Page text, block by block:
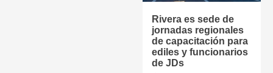
Rivera es sede de
jornadas regionales
de capacitación para
ediles y funcionarios
de JDs